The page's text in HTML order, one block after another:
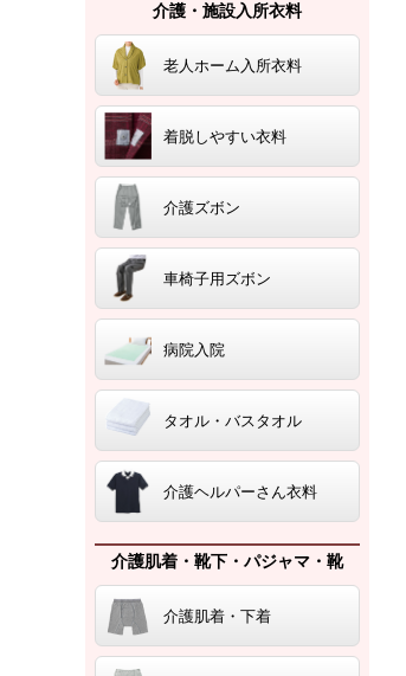
介護・施設入所衣料
老人ホーム入所衣料
着脱しやすい衣料
介護ズボン
車椅子用ズボン
病院入院
タオル・バスタオル
介護ヘルパーさん衣料
介護肌着・靴下・パジャマ・靴
介護肌着・下着